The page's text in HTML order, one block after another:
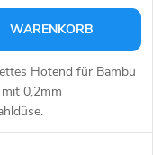
WARENKORB
Hotend für Bambu
0,2mm